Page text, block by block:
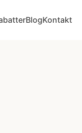
BlogKontakt